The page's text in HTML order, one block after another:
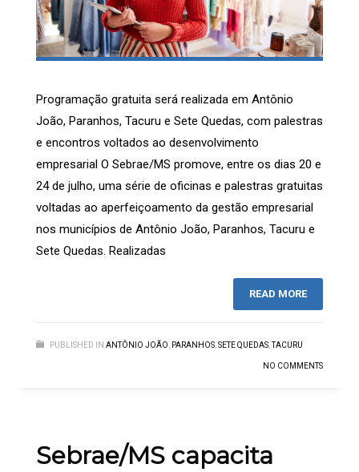
Programação gratuita será realizada em Antônio
João, Paranhos, Tacuru e Sete Quedas, com palestras
e encontros voltados ao desenvolvimento
empresarial O Sebrae/MS promove, entre os dias 20 e
24 de julho, uma série de oficinas e palestras gratuitas
voltadas ao aperfeiçoamento da gestão empresarial
nos municípios de Antônio João, Paranhos, Tacuru e
Sete Quedas. Realizadas
READ MORE
PUBLISHED IN ANTÔNIO JOÃO, PARANHOS,SETE QUEDAS,TACURU
NO COMMENTS
Sebrae/MS capacita